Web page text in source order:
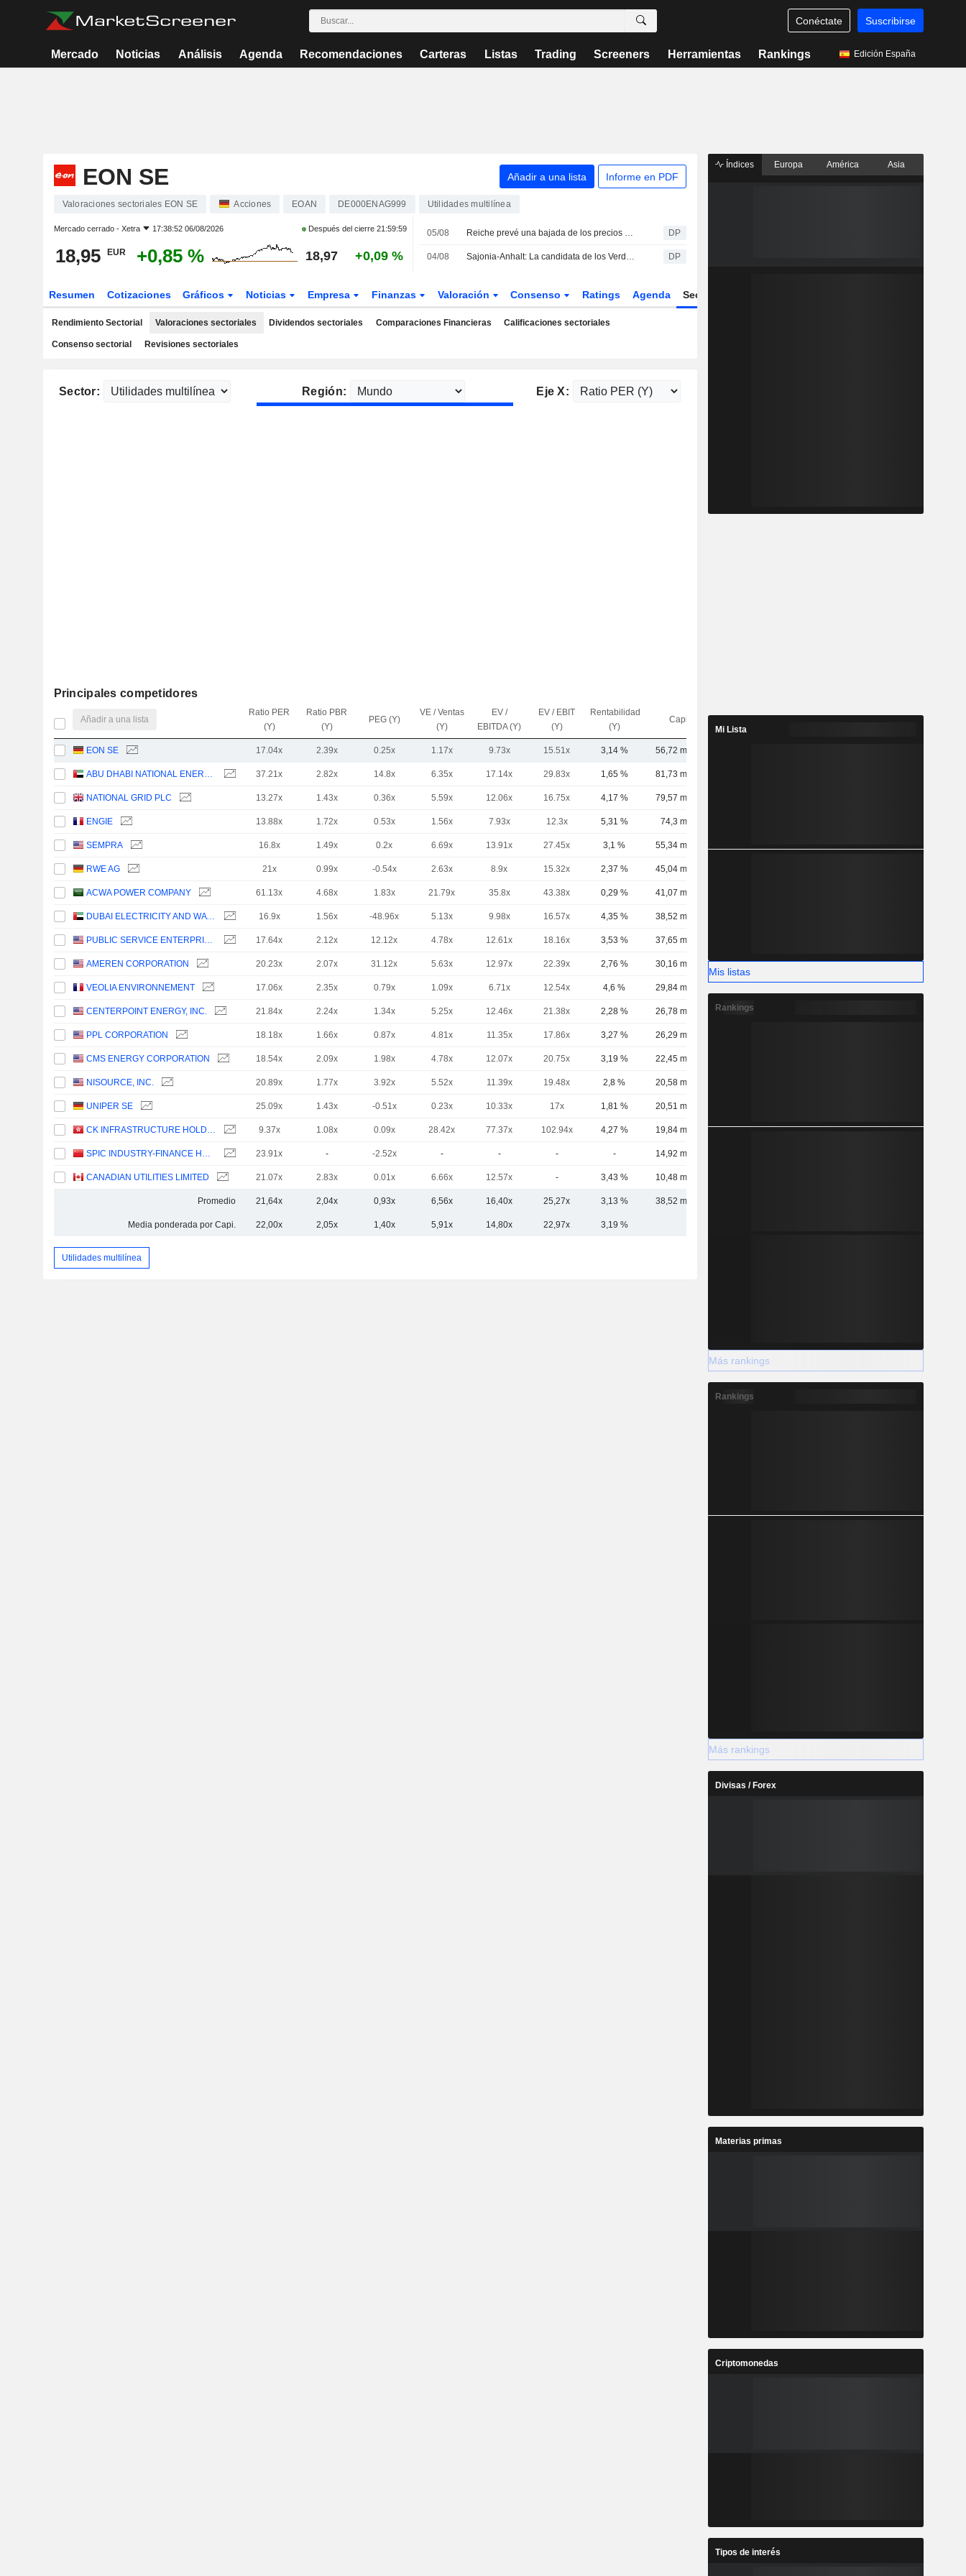
Conéctate Suscribirse
Mercado Noticias Análisis Agenda Recomendaciones Carteras Listas Trading Screeners Herramientas Rankings Edición España
EON SE Añadir a una lista Informe en PDF
Valoraciones sectoriales EON SE Acciones EOAN DE000ENAG999 Utilidades multilínea
Mercado cerrado - Xetra 17:38:52 06/08/2026 Después del cierre21:59:59
18,95 EUR +0,85 % 18,97 +0,09 %
05/08 Reiche prevé una bajada de los precios de la electricidad a medio plazo DP
04/08 Sajonia-Anhalt: La candidata de los Verdes aboga por precios regionales de la electricidad DP
Resumen Cotizaciones Gráficos Noticias Empresa Finanzas Valoración Consenso Ratings Agenda Sector
Rendimiento Sectorial Valoraciones sectoriales Dividendos sectoriales Comparaciones Financieras Calificaciones sectoriales
Consenso sectorial Revisiones sectoriales
Sector: Región: Eje X:
Principales competidores
Añadir a una lista
Ratio PER
(Y)
Ratio PBR
(Y)
PEG (Y)
VE / Ventas
(Y)
EV /
EBITDA (Y)
EV / EBIT
(Y)
Rentabilidad
(Y)
Capi.($)
EON SE 17.04x 2.39x 0.25x 1.17x 9.73x 15.51x 3,14 % 56,72 mil M
ABU DHABI NATIONAL ENERGY COMPANY 37.21x 2.82x 14.8x 6.35x 17.14x 29.83x 1,65 % 81,73 mil M
NATIONAL GRID PLC 13.27x 1.43x 0.36x 5.59x 12.06x 16.75x 4,17 % 79,57 mil M
ENGIE 13.88x 1.72x 0.53x 1.56x 7.93x 12.3x 5,31 % 74,3 mil M
SEMPRA 16.8x 1.49x 0.2x 6.69x 13.91x 27.45x 3,1 % 55,34 mil M
RWE AG 21x 0.99x -0.54x 2.63x 8.9x 15.32x 2,37 % 45,04 mil M
ACWA POWER COMPANY 61.13x 4.68x 1.83x 21.79x 35.8x 43.38x 0,29 % 41,07 mil M
DUBAI ELECTRICITY AND WATER AUTHORITY 16.9x 1.56x -48.96x 5.13x 9.98x 16.57x 4,35 % 38,52 mil M
PUBLIC SERVICE ENTERPRISE GROUP, INC. 17.64x 2.12x 12.12x 4.78x 12.61x 18.16x 3,53 % 37,65 mil M
AMEREN CORPORATION 20.23x 2.07x 31.12x 5.63x 12.97x 22.39x 2,76 % 30,16 mil M
VEOLIA ENVIRONNEMENT 17.06x 2.35x 0.79x 1.09x 6.71x 12.54x 4,6 % 29,84 mil M
CENTERPOINT ENERGY, INC. 21.84x 2.24x 1.34x 5.25x 12.46x 21.38x 2,28 % 26,78 mil M
PPL CORPORATION 18.18x 1.66x 0.87x 4.81x 11.35x 17.86x 3,27 % 26,29 mil M
CMS ENERGY CORPORATION 18.54x 2.09x 1.98x 4.78x 12.07x 20.75x 3,19 % 22,45 mil M
NISOURCE, INC. 20.89x 1.77x 3.92x 5.52x 11.39x 19.48x 2,8 % 20,58 mil M
UNIPER SE 25.09x 1.43x -0.51x 0.23x 10.33x 17x 1,81 % 20,51 mil M
CK INFRASTRUCTURE HOLDINGS LIMITED 9.37x 1.08x 0.09x 28.42x 77.37x 102.94x 4,27 % 19,84 mil M
SPIC INDUSTRY-FINANCE HOLDINGS CO., LTD. 23.91x - -2.52x - - - - 14,92 mil M
CANADIAN UTILITIES LIMITED 21.07x 2.83x 0.01x 6.66x 12.57x - 3,43 % 10,48 mil M
Promedio 21,64x 2,04x 0,93x 6,56x 16,40x 25,27x 3,13 % 38,52 mil M
Media ponderada por Capi. 22,00x 2,05x 1,40x 5,91x 14,80x 22,97x 3,19 %
Utilidades multilínea
Índices Europa América Asia
Mi Lista
Mis listas
Rankings
Más rankings
Rankings
Más rankings
Divisas / Forex
Materias primas
Criptomonedas
Tipos de interés